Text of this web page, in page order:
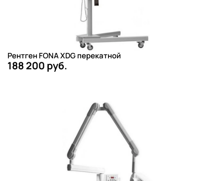
Рентген FONA XDG перекатной
188 200 руб.